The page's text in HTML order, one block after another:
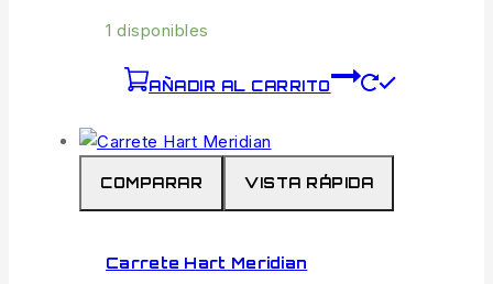
1 disponibles
AÑADIR AL CARRITO
COMPARAR VISTA RÁPIDA
Carrete Hart Meridian